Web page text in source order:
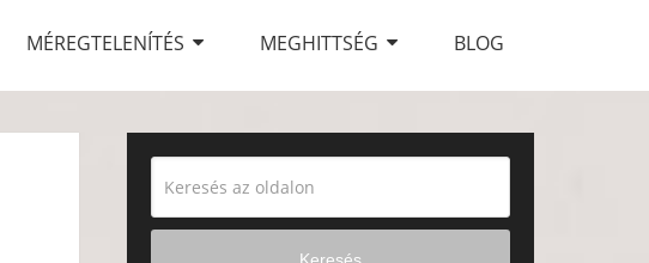
MÉREGTELENÍTÉS MEGHITTSÉG BLOG
Keresés